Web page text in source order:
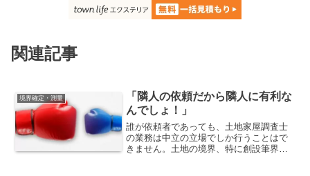
関連記事
境界確定・測量
「隣人の依頼だから隣人に有利な
んでしょ！」
誰が依頼者であっても、土地家屋調査士
の業務は中立の立場でしか行うことはで
きません。土地の境界、特に創設筆界